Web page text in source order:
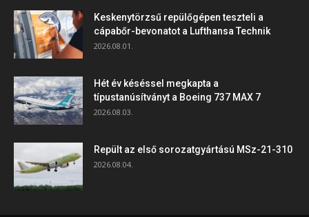
Keskenytörzsű repülőgépen teszteli a
cápabőr-bevonatot a Lufthansa Technik
2026.08.01.
Hét év késéssel megkapta a
típustanúsítványt a Boeing 737 MAX 7
2026.08.03.
Repült az első sorozatgyártású MSz-21-310
2026.08.04.